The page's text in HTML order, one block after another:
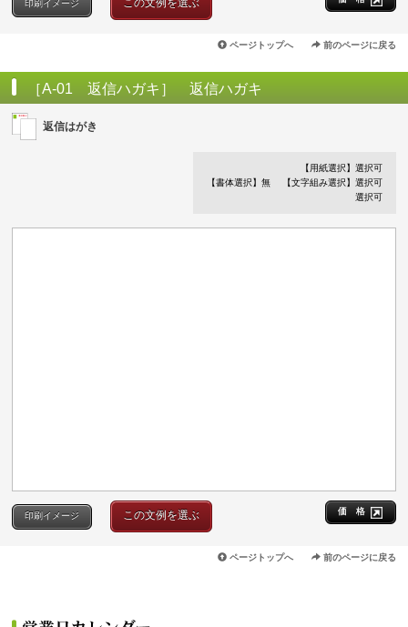
印刷イメージ この文例を選ぶ
ページトップへ 前のページに戻る
［A-01 返信ハガキ］ 返信ハガキ
返信はがき
【用紙選択】選択可
【書体選択】無
【文字組み選択】選択可
選択可
価 格
印刷イメージ この文例を選ぶ
ページトップへ 前のページに戻る